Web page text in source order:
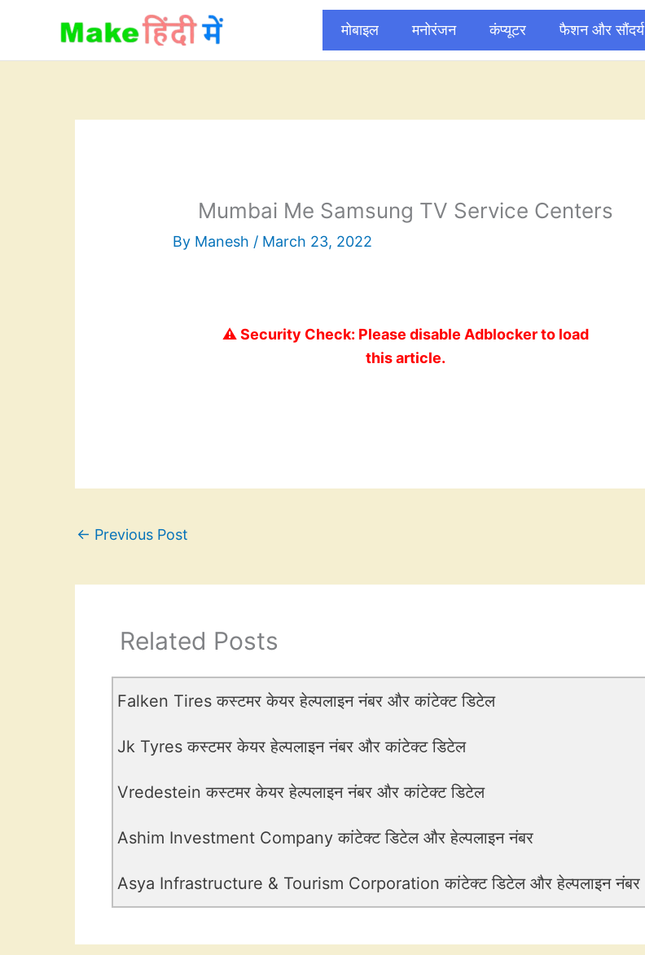
content
मोबाइल मनोरंजन कंप्यूटर फैशन और सौंदर्य
Mumbai Me Samsung TV Service Centers
By Manesh / March 23, 2022
⚠️ Security Check: Please disable Adblocker to load
this article.
← Previous Post
Related Posts
Falken Tires कस्टमर केयर हेल्पलाइन नंबर और कांटेक्ट डिटेल
Jk Tyres कस्टमर केयर हेल्पलाइन नंबर और कांटेक्ट डिटेल
Vredestein कस्टमर केयर हेल्पलाइन नंबर और कांटेक्ट डिटेल
Ashim Investment Company कांटेक्ट डिटेल और हेल्पलाइन नंबर
Asya Infrastructure & Tourism Corporation कांटेक्ट डिटेल और हेल्पलाइन नंबर